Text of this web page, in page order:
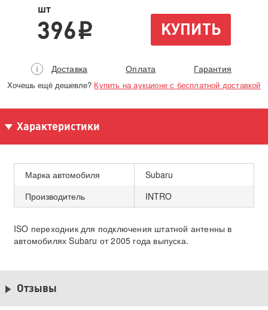
шт
396i КУПИТЬ
Доставка Оплата Гарантия
Хочешь ещё дешевле? Купить на аукционе с бесплатной доставкой
Характеристики
Марка автомобиля
Subaru
Производитель
INTRO
ISO переходник для подключения штатной антенны в
автомобилях Subaru от 2005 года выпуска.
Отзывы